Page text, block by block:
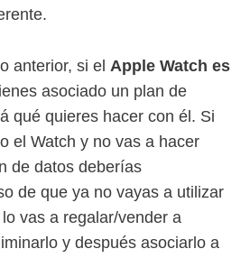
anterior, si el Apple Watch es
asociado un plan de
qué quieres hacer con él. Si
el Watch y no vas a hacer
de datos deberías
de que ya no vayas a utilizar
vas a regalar/vender a
y después asociarlo a